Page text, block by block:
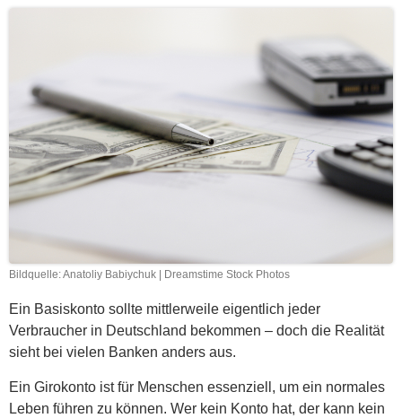
Bildquelle: Anatoliy Babiychuk | Dreamstime Stock Photos
Ein Basiskonto sollte mittlerweile eigentlich jeder
Verbraucher in Deutschland bekommen – doch die Realität
sieht bei vielen Banken anders aus.
Ein Girokonto ist für Menschen essenziell, um ein normales
Leben führen zu können. Wer kein Konto hat, der kann kein